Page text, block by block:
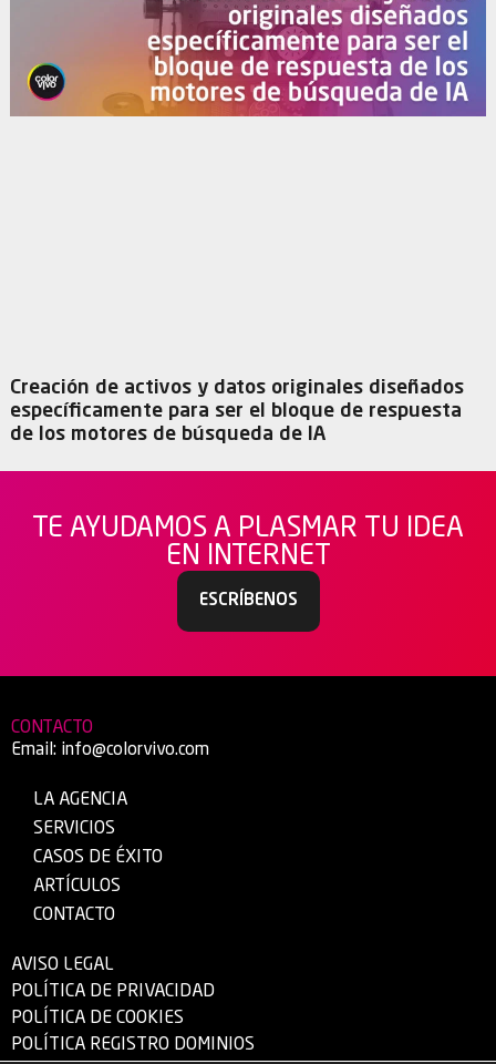
Creación de activos y datos originales diseñados
específicamente para ser el bloque de respuesta
de los motores de búsqueda de IA
TE AYUDAMOS A PLASMAR TU IDEA
EN INTERNET
ESCRÍBENOS
CONTACTO
Email: info@colorvivo.com
LA AGENCIA
SERVICIOS
CASOS DE ÉXITO
ARTÍCULOS
CONTACTO
AVISO LEGAL
POLÍTICA DE PRIVACIDAD
POLÍTICA DE COOKIES
POLÍTICA REGISTRO DOMINIOS